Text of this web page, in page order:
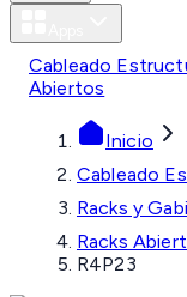
Cableado
Abiertos
Inicio
Cableado
Racks y
Racks
R4P23